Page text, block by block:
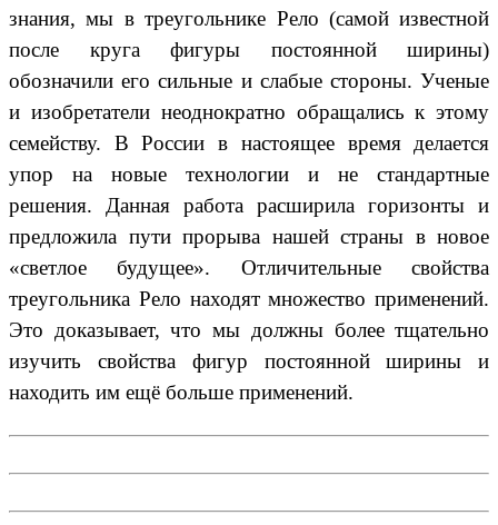
знания, мы в треугольнике Рело (самой известной
после круга фигуры постоянной ширины)
обозначили его сильные и слабые стороны. Ученые
и изобретатели неоднократно обращались к этому
семейству. В России в настоящее время делается
упор на новые технологии и не стандартные
решения. Данная работа расширила горизонты и
предложила пути прорыва нашей страны в новое
«светлое будущее». Отличительные свойства
треугольника Рело находят множество применений.
Это доказывает, что мы должны более тщательно
изучить свойства фигур постоянной ширины и
находить им ещё больше применений.